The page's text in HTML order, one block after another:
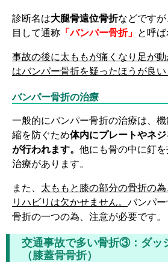
診断名は大腿骨遠位骨折などです
目して通称 「バンパー骨折」 と呼ば
事故の後に太ももが痛くなり足が
はバンパー骨折を疑ったほうが良い
バンパー骨折の治療
一般的にバンパー骨折の治療は、
縮を防ぐため体内にプレートやネ
が行われます。 他にも骨の中に釘
治療があります。
また、 太ももと膝の部分の骨折の
リハビリは欠かせません。 バンパ
骨折の一つの為、注意が必要です。
交通事故で多い骨折③：ダッ
（膝蓋骨骨折）